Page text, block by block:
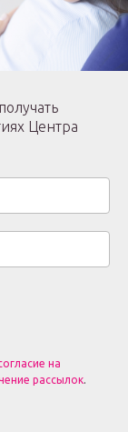
Центра
на
рассылок.